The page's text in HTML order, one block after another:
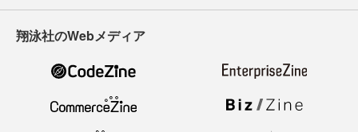
翔泳社のWebメディア